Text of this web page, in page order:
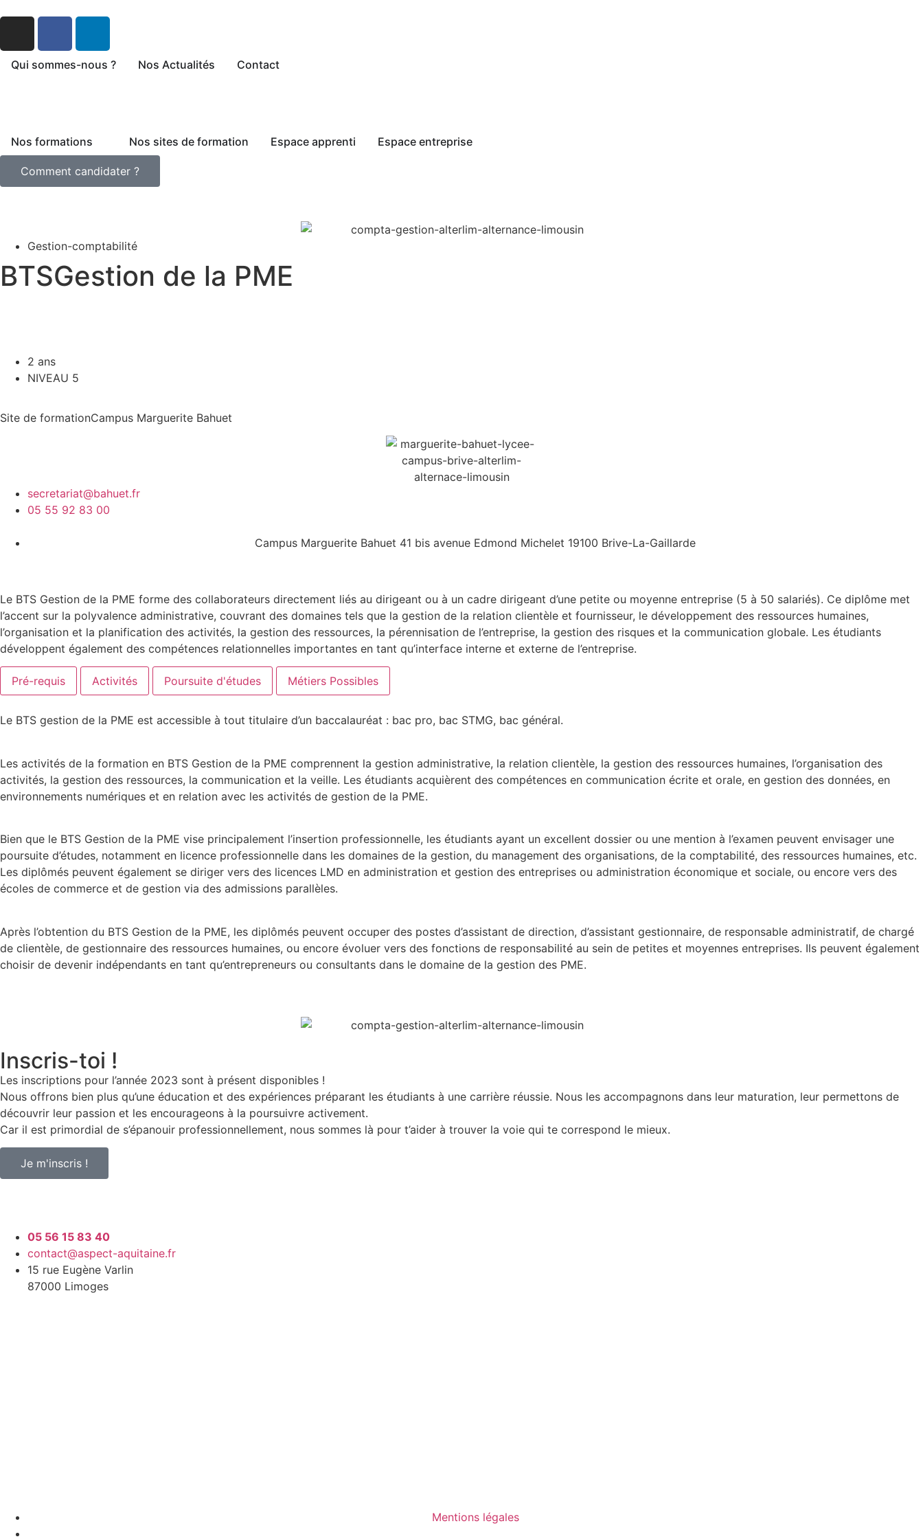
Qui sommes-nous ? Nos Actualités Contact
Nos formations Nos sites de formation Espace apprenti Espace entreprise
Comment candidater ?
Gestion-comptabilité
BTSGestion de la PME
2 ans
NIVEAU 5
Site de formationCampus Marguerite Bahuet
secretariat@bahuet.fr
05 55 92 83 00
Campus Marguerite Bahuet 41 bis avenue Edmond Michelet 19100 Brive-La-Gaillarde
Le BTS Gestion de la PME forme des collaborateurs directement liés au dirigeant ou à un cadre dirigeant d’une petite ou moyenne entreprise (5 à 50 salariés). Ce diplôme met
l’accent sur la polyvalence administrative, couvrant des domaines tels que la gestion de la relation clientèle et fournisseur, le développement des ressources humaines,
l’organisation et la planification des activités, la gestion des ressources, la pérennisation de l’entreprise, la gestion des risques et la communication globale. Les étudiants
développent également des compétences relationnelles importantes en tant qu’interface interne et externe de l’entreprise.
Pré-requis Activités Poursuite d'études Métiers Possibles
Le BTS gestion de la PME est accessible à tout titulaire d’un baccalauréat : bac pro, bac STMG, bac général.
Les activités de la formation en BTS Gestion de la PME comprennent la gestion administrative, la relation clientèle, la gestion des ressources humaines, l’organisation des
activités, la gestion des ressources, la communication et la veille. Les étudiants acquièrent des compétences en communication écrite et orale, en gestion des données, en
environnements numériques et en relation avec les activités de gestion de la PME.
Bien que le BTS Gestion de la PME vise principalement l’insertion professionnelle, les étudiants ayant un excellent dossier ou une mention à l’examen peuvent envisager une
poursuite d’études, notamment en licence professionnelle dans les domaines de la gestion, du management des organisations, de la comptabilité, des ressources humaines, etc.
Les diplômés peuvent également se diriger vers des licences LMD en administration et gestion des entreprises ou administration économique et sociale, ou encore vers des
écoles de commerce et de gestion via des admissions parallèles.
Après l’obtention du BTS Gestion de la PME, les diplômés peuvent occuper des postes d’assistant de direction, d’assistant gestionnaire, de responsable administratif, de chargé
de clientèle, de gestionnaire des ressources humaines, ou encore évoluer vers des fonctions de responsabilité au sein de petites et moyennes entreprises. Ils peuvent également
choisir de devenir indépendants en tant qu’entrepreneurs ou consultants dans le domaine de la gestion des PME.
Inscris-toi !
Les inscriptions pour l’année 2023 sont à présent disponibles !
Nous offrons bien plus qu’une éducation et des expériences préparant les étudiants à une carrière réussie. Nous les accompagnons dans leur maturation, leur permettons de
découvrir leur passion et les encourageons à la poursuivre activement.
Car il est primordial de s’épanouir professionnellement, nous sommes là pour t’aider à trouver la voie qui te correspond le mieux.
Je m'inscris !
05 56 15 83 40
contact@aspect-aquitaine.fr
15 rue Eugène Varlin
87000 Limoges
Mentions légales